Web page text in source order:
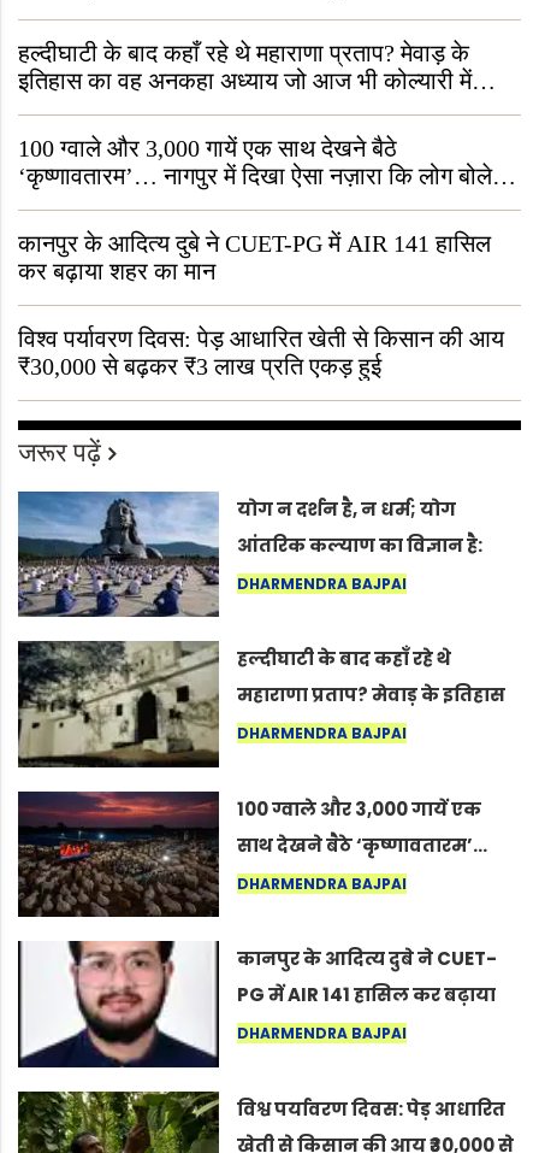
हल्दीघाटी के बाद कहाँ रहे थे महाराणा प्रताप? मेवाड़ के
इतिहास का वह अनकहा अध्याय जो आज भी कोल्यारी में
जीवित है
100 ग्वाले और 3,000 गायें एक साथ देखने बैठे
‘कृष्णावतारम’… नागपुर में दिखा ऐसा नज़ारा कि लोग बोले,
“ऐसा तो सिर्फ़ कृष्ण ही कर सकते हैं”
कानपुर के आदित्य दुबे ने CUET-PG में AIR 141 हासिल
कर बढ़ाया शहर का मान
विश्व पर्यावरण दिवस: पेड़ आधारित खेती से किसान की आय
₹30,000 से बढ़कर ₹3 लाख प्रति एकड़ हुई
जरूर पढ़ें
योग न दर्शन है, न धर्म; योग
आंतरिक कल्याण का विज्ञान है:
अंतरराष्ट्रीय योग दिवस 2026 पर
DHARMENDRA BAJPAI
हल्दीघाटी के बाद कहाँ रहे थे
महाराणा प्रताप? मेवाड़ के इतिहास
का वह अनकहा अध्याय जो आज भी
DHARMENDRA BAJPAI
100 ग्वाले और 3,000 गायें एक
साथ देखने बैठे ‘कृष्णावतारम’…
नागपुर में दिखा ऐसा नज़ारा कि
कर सकते हैं”
DHARMENDRA BAJPAI
कानपुर के आदित्य दुबे ने CUET-
PG में AIR 141 हासिल कर बढ़ाया
शहर का मान
DHARMENDRA BAJPAI
विश्व पर्यावरण दिवस: पेड़ आधारित
खेती से किसान की आय ₹30,000 से